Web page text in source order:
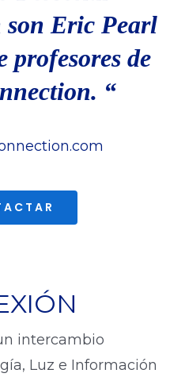
son Eric Pearl
profesores de
“
intercambio
Luz e Información